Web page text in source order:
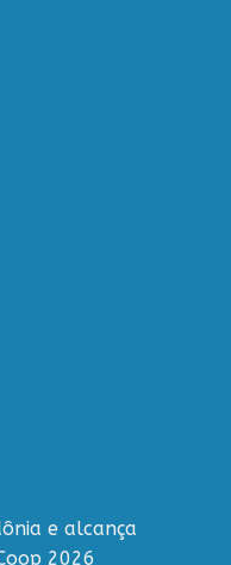
e alcança
2026